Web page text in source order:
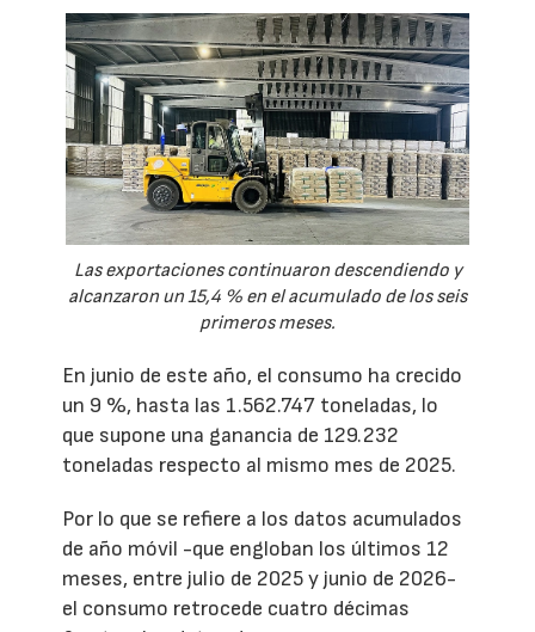
Las exportaciones continuaron descendiendo y
alcanzaron un 15,4 % en el acumulado de los seis
primeros meses.
En junio de este año, el consumo ha crecido
un 9 %, hasta las 1.562.747 toneladas, lo
que supone una ganancia de 129.232
toneladas respecto al mismo mes de 2025.
Por lo que se refiere a los datos acumulados
de año móvil -que engloban los últimos 12
meses, entre julio de 2025 y junio de 2026-
el consumo retrocede cuatro décimas